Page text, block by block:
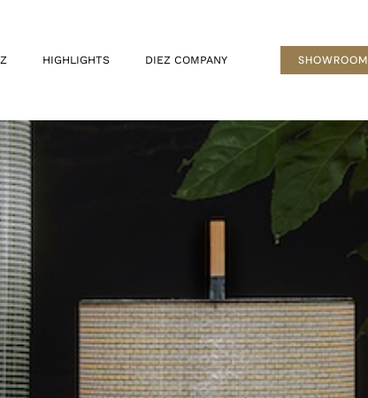
HIGHLIGHTS DIEZ COMPANY SHOWROOM